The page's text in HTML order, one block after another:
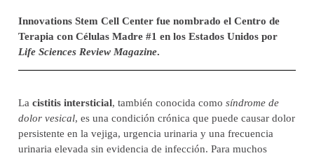
Innovations Stem Cell Center fue nombrado el Centro de
Terapia con Células Madre #1 en los Estados Unidos por
Life Sciences Review Magazine.
La cistitis intersticial, también conocida como síndrome de
dolor vesical, es una condición crónica que puede causar dolor
persistente en la vejiga, urgencia urinaria y una frecuencia
urinaria elevada sin evidencia de infección. Para muchos